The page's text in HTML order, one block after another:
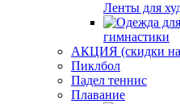
Ленты для
гимнастики
АКЦИЯ (скидки на
Пиклбол
Падел теннис
Плавание